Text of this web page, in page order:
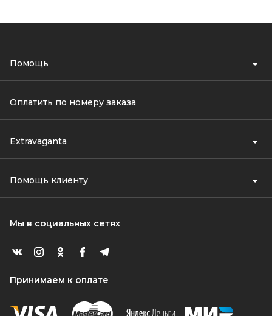
Помощь
Оплатить по номеру заказа
Extravaganta
Помощь клиенту
Мы в социальных сетях
Принимаем к оплате